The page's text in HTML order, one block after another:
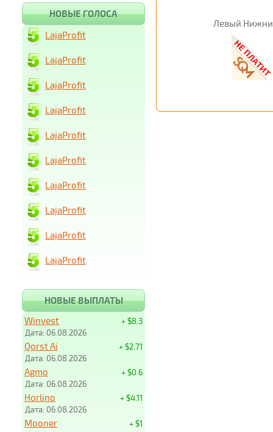
Левый
НОВЫЕ ГОЛОСА
LajaProfit
LajaProfit
LajaProfit
LajaProfit
LajaProfit
LajaProfit
LajaProfit
LajaProfit
LajaProfit
LajaProfit
НОВЫЕ ВЫПЛАТЫ
+ $8.3
Winvest
Дата: 06.08.2026
+ $2.71
Qorst Ai
Дата: 06.08.2026
+ $0.6
Agmo
Дата: 06.08.2026
+ $4.11
Horlino
Дата: 06.08.2026
+ $1
Mooner